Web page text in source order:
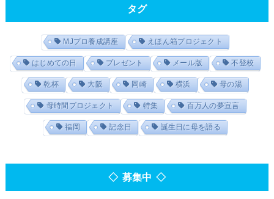
タグ
MJプロ養成講座 えほん箱プロジェクト
はじめての日 プレゼント メール版 不登校
乾杯 大阪 岡崎 横浜 母の湯
母時間プロジェクト 特集 百万人の夢宣言
福岡 記念日 誕生日に母を語る
◇ 募集中 ◇